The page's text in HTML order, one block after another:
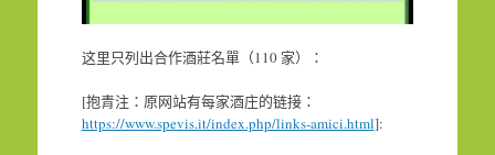
这里只列出合作酒莊名單（110 家）：
[抱青注：原网站有每家酒庄的链接：
https://www.spevis.it/index.php/links-amici.html]: